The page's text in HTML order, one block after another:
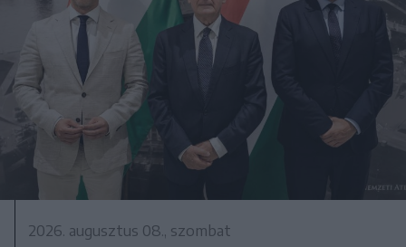
2026. augusztus 08., szombat